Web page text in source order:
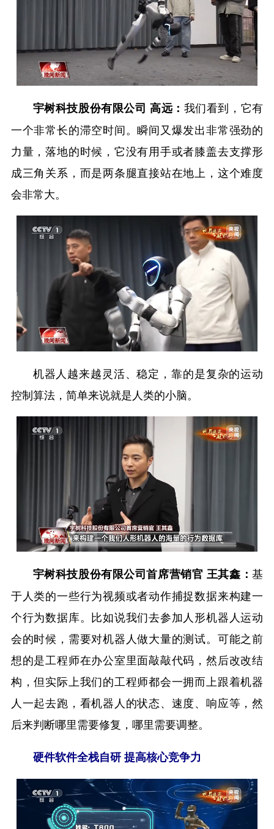
宇树科技股份有限公司 高远： 我们看到，它有
一个非常长的滞空时间。瞬间又爆发出非常强劲的
力量，落地的时候，它没有用手或者膝盖去支撑形
成三角关系，而是两条腿直接站在地上，这个难度
会非常大。
机器人越来越灵活、稳定，靠的是复杂的运动
控制算法，简单来说就是人类的小脑。
宇树科技股份有限公司首席营销官 王其鑫：基
于人类的一些行为视频或者动作捕捉数据来构建一
个行为数据库。比如说我们去参加人形机器人运动
会的时候，需要对机器人做大量的测试。可能之前
想的是工程师在办公室里面敲敲代码，然后改改结
构，但实际上我们的工程师都会一拥而上跟着机器
人一起去跑，看机器人的状态、速度、响应等，然
后来判断哪里需要修复，哪里需要调整。
硬件软件全栈自研 提高核心竞争力